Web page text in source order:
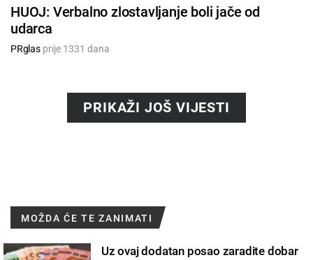
HUOJ: Verbalno zlostavljanje boli jače od
udarca
PRglasprije 1331 dana
PRIKAŽI JOŠ VIJESTI
MOŽDA ĆE TE ZANIMATI
Uz ovaj dodatan posao zaradite dobar